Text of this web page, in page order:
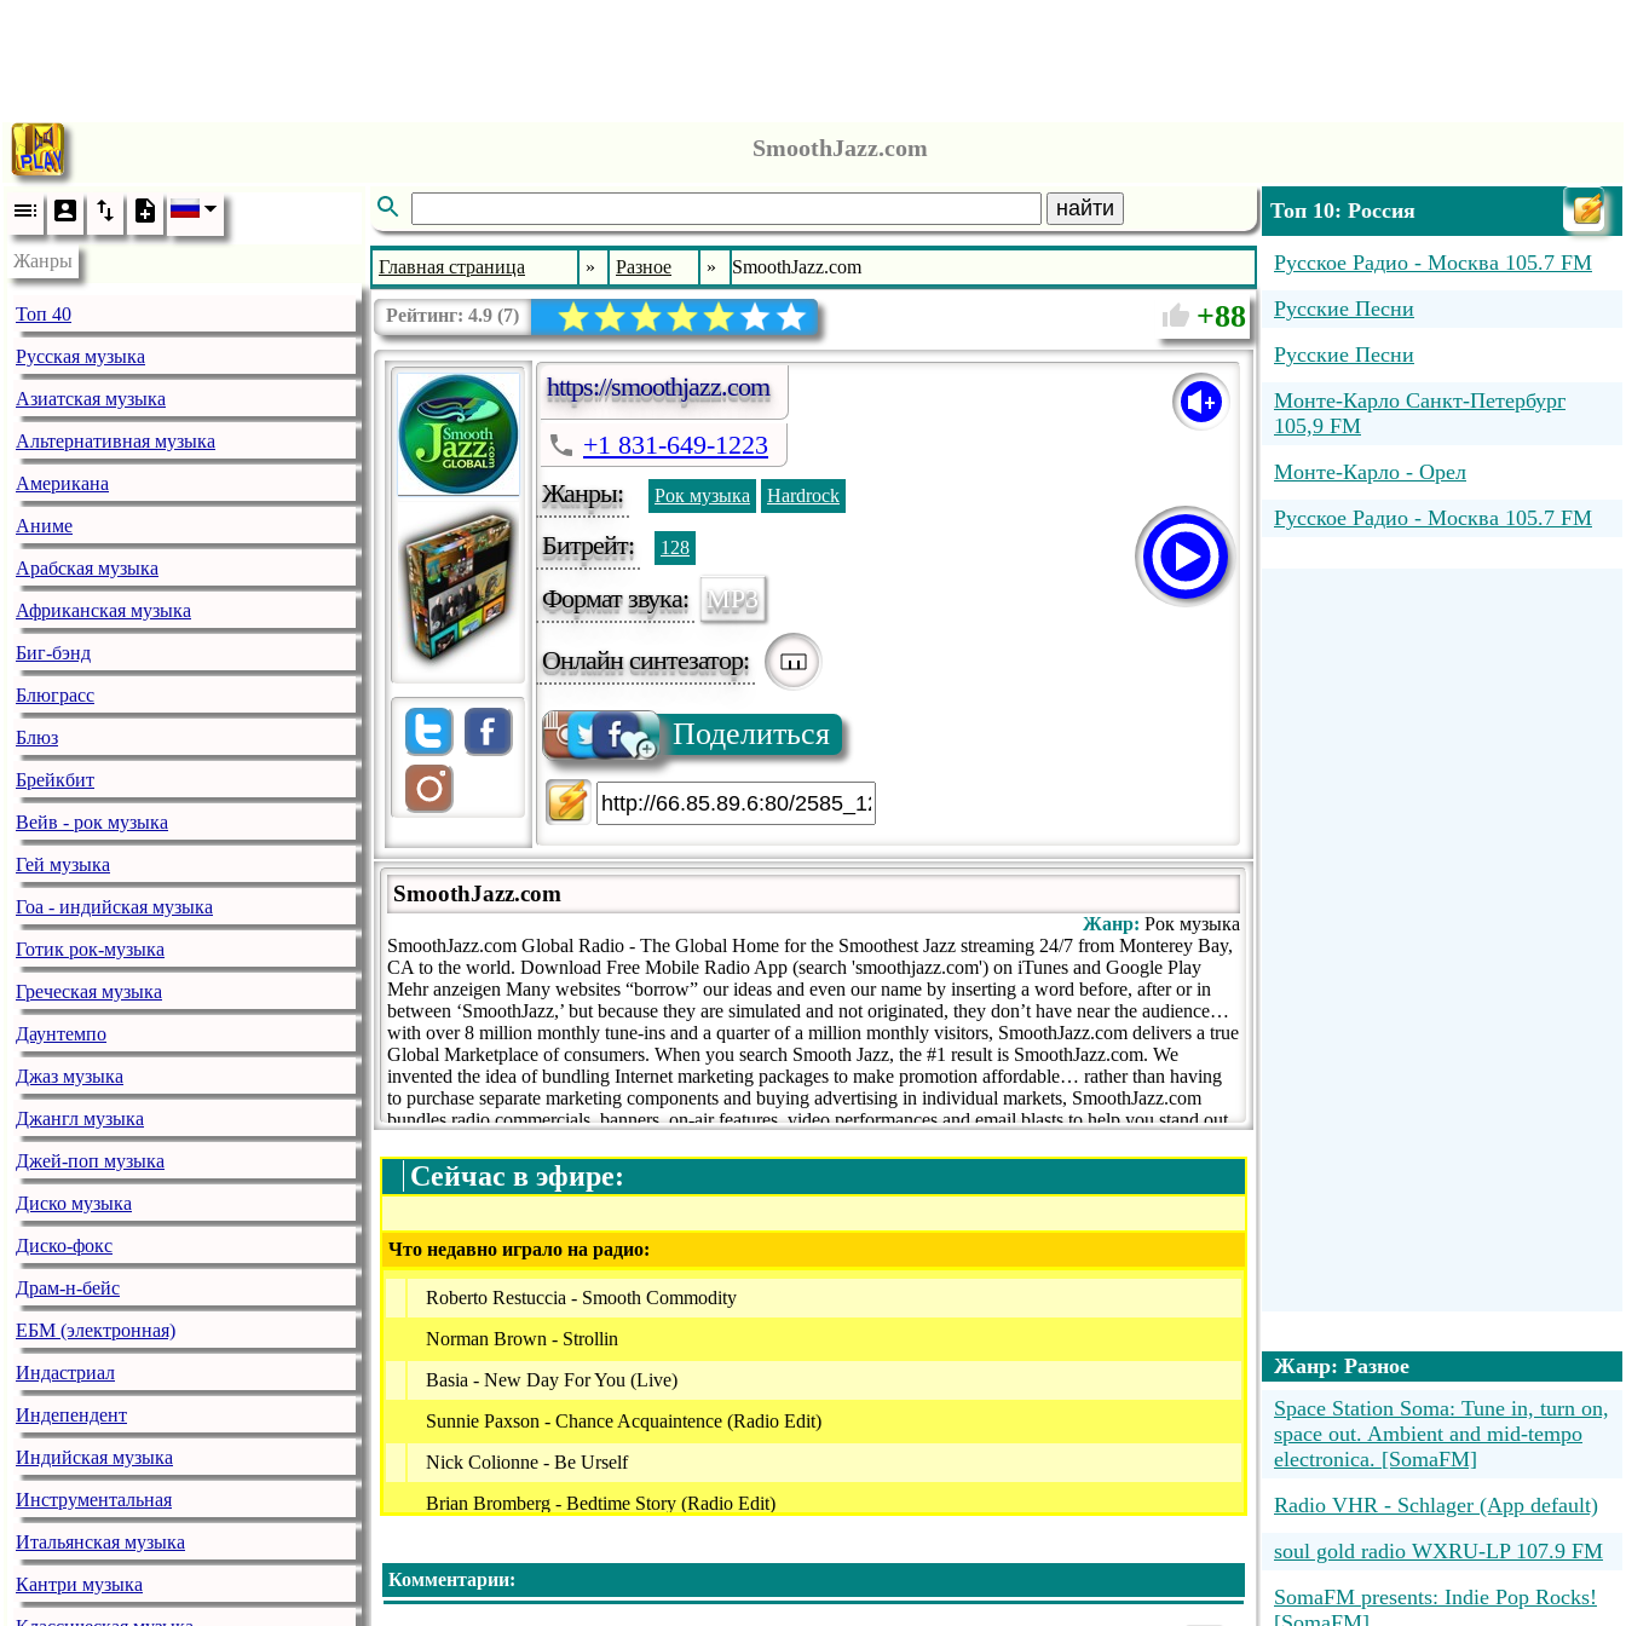
SmoothJazz.com
Жанры
Топ 40
Русская музыка
Азиатская музыка
Альтернативная музыка
Американа
Аниме
Арабская музыка
Африканская музыка
Биг-бэнд
Блюграсс
Блюз
Брейкбит
Вейв - рок музыка
Гей музыка
Гоа - индийская музыка
Готик рок-музыка
Греческая музыка
Даунтемпо
Джаз музыка
Джангл музыка
Джей-поп музыка
Диско музыка
Диско-фокс
Драм-н-бейс
ЕБМ (электронная)
Индастриал
Индепендент
Индийская музыка
Инструментальная
Итальянская музыка
Кантри музыка
найти
Главная страница » Разное » SmoothJazz.com
Рейтинг: 4.9 (7) 88
https://smoothjazz.com
+1 831-649-1223
Жанры:
Рок музыка Hardrock
Битрейт: 128
Формат звука: MP3
Онлайн синтезатор:
Поделиться
SmoothJazz.com
Жанр: Рок музыка
SmoothJazz.com Global Radio - The Global Home for the Smoothest Jazz streaming 24/7 from Monterey Bay,
CA to the world. Download Free Mobile Radio App (search 'smoothjazz.com') on iTunes and Google Play
Mehr anzeigen Many websites “borrow” our ideas and even our name by inserting a word before, after or in
between ‘SmoothJazz,’ but because they are simulated and not originated, they don’t have near the audience…
with over 8 million monthly tune-ins and a quarter of a million monthly visitors, SmoothJazz.com delivers a true
Global Marketplace of consumers. When you search Smooth Jazz, the #1 result is SmoothJazz.com. We
invented the idea of bundling Internet marketing packages to make promotion affordable… rather than having
to purchase separate marketing components and buying advertising in individual markets, SmoothJazz.com
bundles radio commercials, banners, on-air features, video performances and email blasts to help you stand out,
opportunities.
http://smoothjazz.com/ Smooth Global Living - A Vision of SmoothJazz.com. Music to move you wherever this
Сейчас в эфире:
Что недавно играло на радио:
Roberto Restuccia - Smooth Commodity
Norman Brown - Strollin
Basia - New Day For You (Live)
Sunnie Paxson - Chance Acquaintence (Radio Edit)
Nick Colionne - Be Urself
Brian Bromberg - Bedtime Story (Radio Edit)
3Rd Force - New Release
Комментарии:
Топ 10: Россия
Русское Радио - Москва 105.7 FM
Русские Песни
Русские Песни
Монте-Карло Санкт-Петербург
105,9 FM
Монте-Карло - Орел
Русское Радио - Москва 105.7 FM
Жанр: Разное
Space Station Soma: Tune in, turn on,
space out. Ambient and mid-tempo
electronica. [SomaFM]
Radio VHR - Schlager (App default)
soul gold radio WXRU-LP 107.9 FM
SomaFM presents: Indie Pop Rocks!